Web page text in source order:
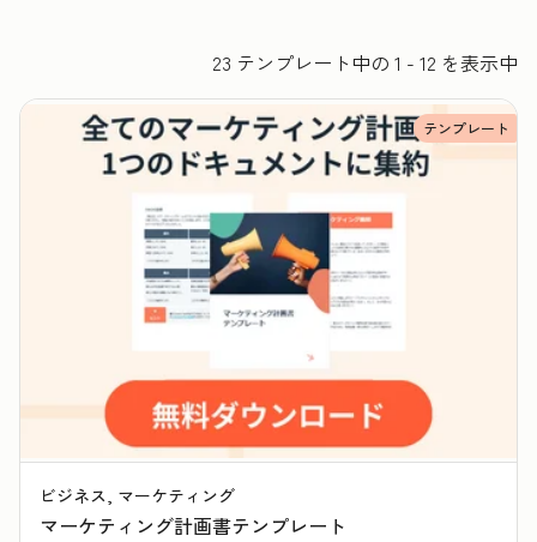
23 テンプレート中の 1 - 12 を表示中
テンプレート
ビジネス, マーケティング
マーケティング計画書テンプレート